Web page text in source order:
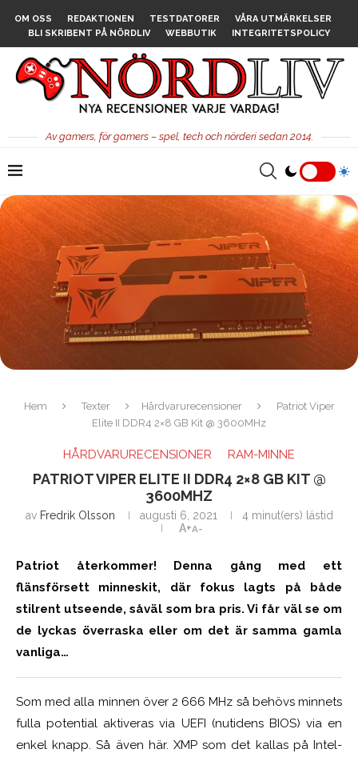
OM OSS REDAKTIONEN TESTDATORER
VÅRA UTMÄRKELSER
BLI SKRIBENT PÅ NÖRDLIV
WEBBUTIK INTEGRITETSPOLICY
Av gamers, för gamers – spel, tech och nörderi sedan 2014.
Hem Texter Hårdvarurecensioner
Patriot Viper
Elite II DDR4 2×8 GB Kit @ 3600MHz
HÅRDVARURECENSIONER RAM-MINNE
PATRIOT VIPER ELITE II DDR4 2×8 GB KIT @
3600MHZ
av Fredrik Olsson augusti 6, 2021
4 minut(ers) lästid
A+A-
Patriot återkommer! Denna gång med ett
flänsförsett minneskit, där fokus lagts på både
stilrent utseende, såväl som bra pris. Vi får väl se om
de lyckas överraska eller om det är samma gamla
vanliga…
Som med alla minnen över 2 666 MHz så behövs minnets
fulla potential aktiveras via UEFI (nutidens BIOS) via en
enkel knapp. Så även här. XMP som det kallas på Intel-